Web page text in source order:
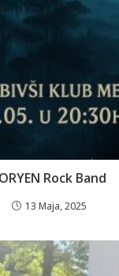
Rock Band
13 Maja, 2025